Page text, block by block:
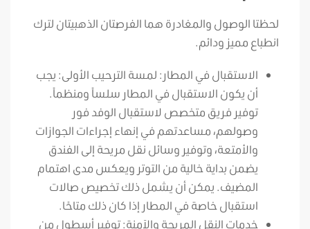
لحظتا الوصول والمغادرة هما الفرصتان الذهبيتان لترك
انطباع مميز ودائم.
الاستقبال في المطار: لمسة الترحيب الأولى: يجب
أن يكون الاستقبال في المطار سلساً ومنظماً.
توفير فريق متخصص لاستقبال الوفد فور
وصولهم، مساعدتهم في إنهاء إجراءات الجوازات
والأمتعة، وتوفير وسائل نقل مريحة إلى الفندق
يضمن بداية خالية من التوتر ويعكس مدى اهتمام
المضيف. يمكن أن يشمل ذلك تخصيص صالات
استقبال خاصة في المطار إذا كان ذلك متاحًا.
خدمات النقل المريحة والآمنة: توفير أسطول من